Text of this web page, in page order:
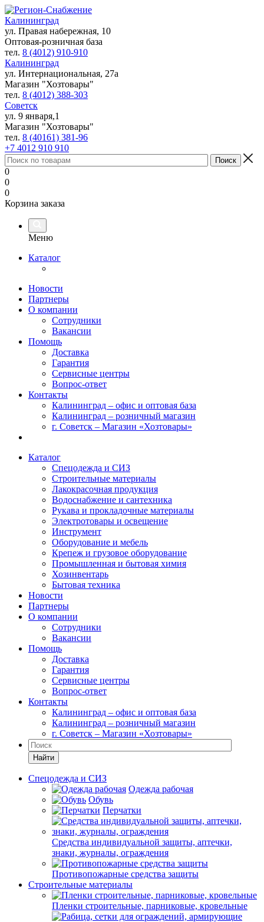
Калининград
ул. Правая набережная, 10
Оптовая-розничная база
тел. 8 (4012) 910-910
Калининград
ул. Интернациональная, 27а
Магазин "Хозтовары"
тел. 8 (4012) 388-303
Советск
ул. 9 января,1
Магазин "Хозтовары"
тел. 8 (40161) 381-96
+7 4012 910 910
0
0
0
Корзина заказа
Меню
Каталог
Новости
Партнеры
О компании
Сотрудники
Вакансии
Помощь
Доставка
Гарантия
Сервисные центры
Вопрос-ответ
Контакты
Калининград – офис и оптовая база
Калининград – розничный магазин
г. Советск – Магазин «Хозтовары»
Каталог
Спецодежда и СИЗ
Строительные материалы
Лакокрасочная продукция
Водоснабжение и сантехника
Рукава и прокладочные материалы
Электротовары и освещение
Инструмент
Оборудование и мебель
Крепеж и грузовое оборудование
Промышленная и бытовая химия
Хозинвентарь
Бытовая техника
Новости
Партнеры
О компании
Сотрудники
Вакансии
Помощь
Доставка
Гарантия
Сервисные центры
Вопрос-ответ
Контакты
Калининград – офис и оптовая база
Калининград – розничный магазин
г. Советск – Магазин «Хозтовары»
Найти
Спецодежда и СИЗ
Одежда рабочая
Обувь
Перчатки
Средства индивидуальной защиты, аптечки,
знаки, журналы, ограждения
Противопожарные средства защиты
Строительные материалы
Пленки строительные, парниковые, кровельные